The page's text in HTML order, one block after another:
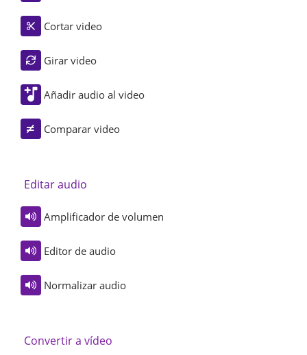
Cortar video
Girar video
Añadir audio al video
Comparar video
Editar audio
Amplificador de volumen
Editor de audio
Normalizar audio
Convertir a vídeo